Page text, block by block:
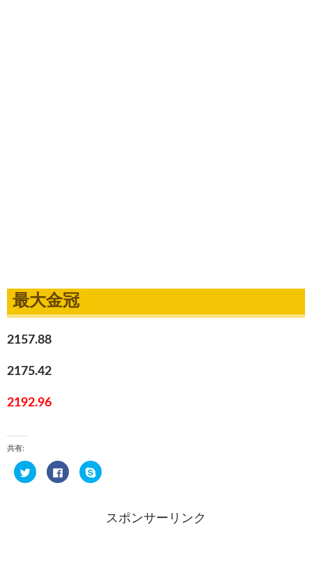
最大金冠
2157.88
2175.42
2192.96
共有:
ク
リ
F
a
ク
リ
スポンサーリンク